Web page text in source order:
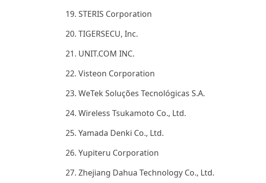
19. STERIS Corporation
20. TIGERSECU, Inc.
21. UNIT.COM INC.
22. Visteon Corporation
23. WeTek Soluções Tecnológicas S.A.
24. Wireless Tsukamoto Co., Ltd.
25. Yamada Denki Co., Ltd.
26. Yupiteru Corporation
27. Zhejiang Dahua Technology Co., Ltd.